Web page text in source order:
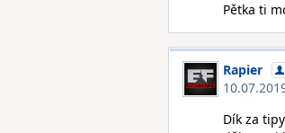
Pětka ti
Rapier
Dík za